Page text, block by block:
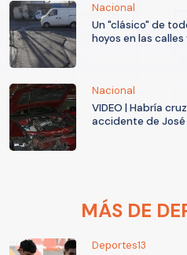
Nacional
Un "clásico" de
hoyos en las
Nacional
VIDEO | Habría
accidente de
MÁS DE
Deportes13